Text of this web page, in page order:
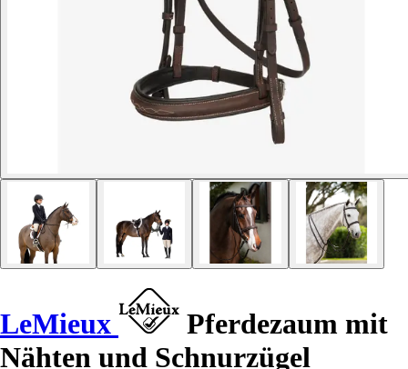
LeMieux
Pferdezaum mit
Nähten und Schnurzügel